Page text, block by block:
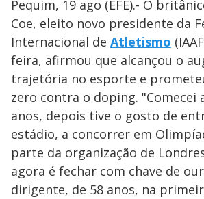
Pequim, 19 ago (EFE).- O
Coe, eleito novo presidente da
Internacional de Atletismo
feira, afirmou que alcançou o
trajetória no esporte e
zero contra o doping. "Comecei
anos, depois tive o gosto de
estádio, a concorrer em
parte da organização de
agora é fechar com chave de
dirigente, de 58 anos, na